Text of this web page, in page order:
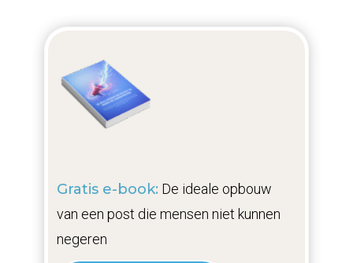
Gratis e-book: De ideale opbouw
van een post die mensen niet kunnen
negeren